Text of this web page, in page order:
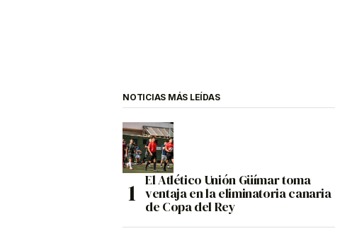
NOTICIAS MÁS LEÍDAS
El Atlético Unión Güímar toma
ventaja en la eliminatoria canaria
de Copa del Rey